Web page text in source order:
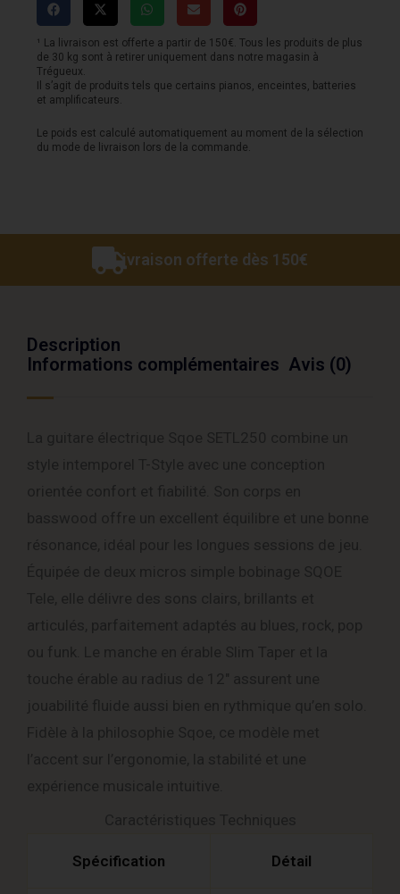
Sunburst
¹ La livraison est offerte a partir de 150€. Tous les produits de plus
de 30 kg sont à retirer uniquement dans notre magasin à
Trégueux.
Il s’agit de produits tels que certains pianos, enceintes, batteries
et amplificateurs.
Le poids est calculé automatiquement au moment de la sélection
du mode de livraison lors de la commande.
Livraison offerte dès 150€
Description
Informations complémentaires Avis (0)
Spécification Détail